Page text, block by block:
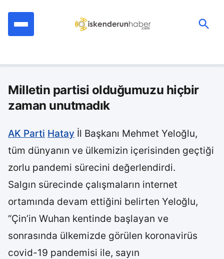
Milletin partisi olduğumuzu hiçbir
zaman unutmadık
AK Parti Hatay İl Başkanı Mehmet Yeloğlu,
tüm dünyanın ve ülkemizin içerisinden geçtiği
zorlu pandemi sürecini değerlendirdi.
Salgın sürecinde çalışmaların internet
ortamında devam ettiğini belirten Yeloğlu,
“Çin’in Wuhan kentinde başlayan ve
sonrasında ülkemizde görülen koronavirüs
covid-19 pandemisi ile, sayın